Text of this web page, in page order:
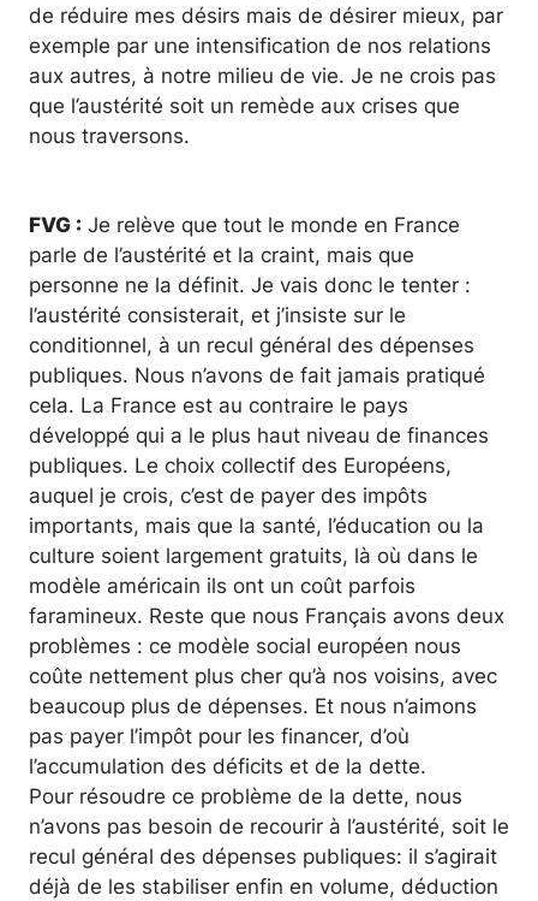
de réduire mes désirs mais de désirer mieux, par
exemple par une intensification de nos relations
aux autres, à notre milieu de vie. Je ne crois pas
que l’austérité soit un remède aux crises que
nous traversons.
FVG : Je relève que tout le monde en France
parle de l’austérité et la craint, mais que
personne ne la définit. Je vais donc le tenter :
l’austérité consisterait, et j’insiste sur le
conditionnel, à un recul général des dépenses
publiques. Nous n’avons de fait jamais pratiqué
cela. La France est au contraire le pays
développé qui a le plus haut niveau de finances
publiques. Le choix collectif des Européens,
auquel je crois, c’est de payer des impôts
importants, mais que la santé, l’éducation ou la
culture soient largement gratuits, là où dans le
modèle américain ils ont un coût parfois
faramineux. Reste que nous Français avons deux
problèmes : ce modèle social européen nous
coûte nettement plus cher qu’à nos voisins, avec
beaucoup plus de dépenses. Et nous n’aimons
pas payer l’impôt pour les financer, d’où
l’accumulation des déficits et de la dette.
Pour résoudre ce problème de la dette, nous
n’avons pas besoin de recourir à l’austérité, soit le
recul général des dépenses publiques: il s’agirait
déjà de les stabiliser enfin en volume, déduction